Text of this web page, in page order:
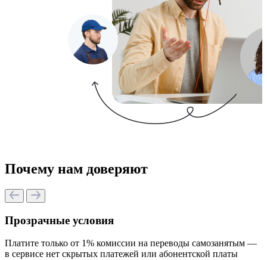
Почему нам доверяют
Прозрачные условия
Платите только от 1% комиссии на переводы самозанятым —
в сервисе нет скрытых платежей или абонентской платы